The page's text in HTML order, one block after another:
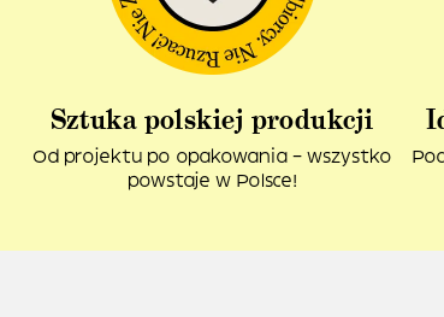
Sztuka polskiej produkcji
Od projektu po opakowania – wszystko
powstaje w Polsce!